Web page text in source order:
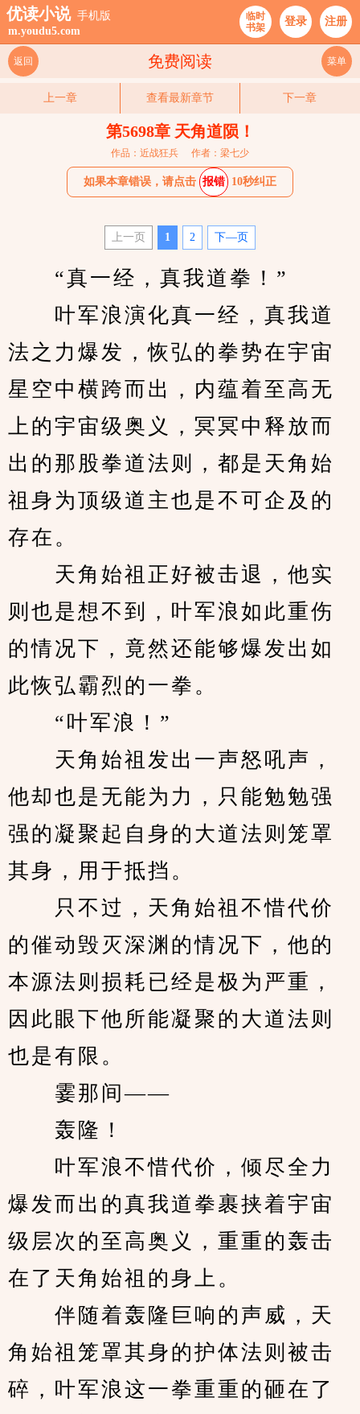
优读小说 手机版
m.youdu5.com
临时
书架
登录 注册
免费阅读
返回 菜单
上一章 查看最新章节 下一章
第5698章 天角道陨！
作品：近战狂兵 作者：梁七少
如果本章错误，请点击 报错 10秒纠正
上一页 1 2 下—页
“真一经，真我道拳！”
叶军浪演化真一经，真我道
法之力爆发，恢弘的拳势在宇宙
星空中横跨而出，内蕴着至高无
上的宇宙级奥义，冥冥中释放而
出的那股拳道法则，都是天角始
祖身为顶级道主也是不可企及的
存在。
天角始祖正好被击退，他实
则也是想不到，叶军浪如此重伤
的情况下，竟然还能够爆发出如
此恢弘霸烈的一拳。
“叶军浪！”
天角始祖发出一声怒吼声，
他却也是无能为力，只能勉勉强
强的凝聚起自身的大道法则笼罩
其身，用于抵挡。
只不过，天角始祖不惜代价
的催动毁灭深渊的情况下，他的
本源法则损耗已经是极为严重，
因此眼下他所能凝聚的大道法则
也是有限。
霎那间——
轰隆！
叶军浪不惜代价，倾尽全力
爆发而出的真我道拳裹挟着宇宙
级层次的至高奥义，重重的轰击
在了天角始祖的身上。
伴随着轰隆巨响的声威，天
角始祖笼罩其身的护体法则被击
碎，叶军浪这一拳重重的砸在了